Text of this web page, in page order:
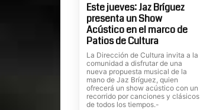
Este jueves: Jaz Bríguez
presenta un Show
Acústico en el marco de
Patios de Cultura
La Dirección de Cultura invita a la
comunidad a disfrutar de una
nueva propuesta musical de la
mano de Jaz Bríguez, quien
ofrecerá un show acústico con un
recorrido por canciones y clásicos
de todos los tiempos.-